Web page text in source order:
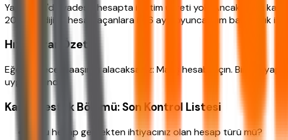
Yapı Kredi'de vadesiz hesapta işletim ücreti yok. Ancak kredi
2026'da dijital hesap açanlara ilk 6 ay boyunca tüm bankacılık
Hızlı Karar Özeti
Eğer sadece maaşınızı alacaksanız: Maaş hesabı açın. Birikim
uygun olandır.
Karar Destek Bölümü: Son Kontrol Listesi
✓ Bu hesap gerçekten ihtiyacınız olan hesap türü mü?